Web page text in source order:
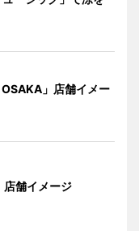
」店舗イメー
店舗イメージ